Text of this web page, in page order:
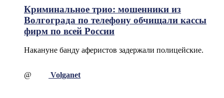
Криминальное трио: мошенники из
Волгограда по телефону обчищали кассы
фирм по всей России
Накануне банду аферистов задержали полицейские.
@ Volganet